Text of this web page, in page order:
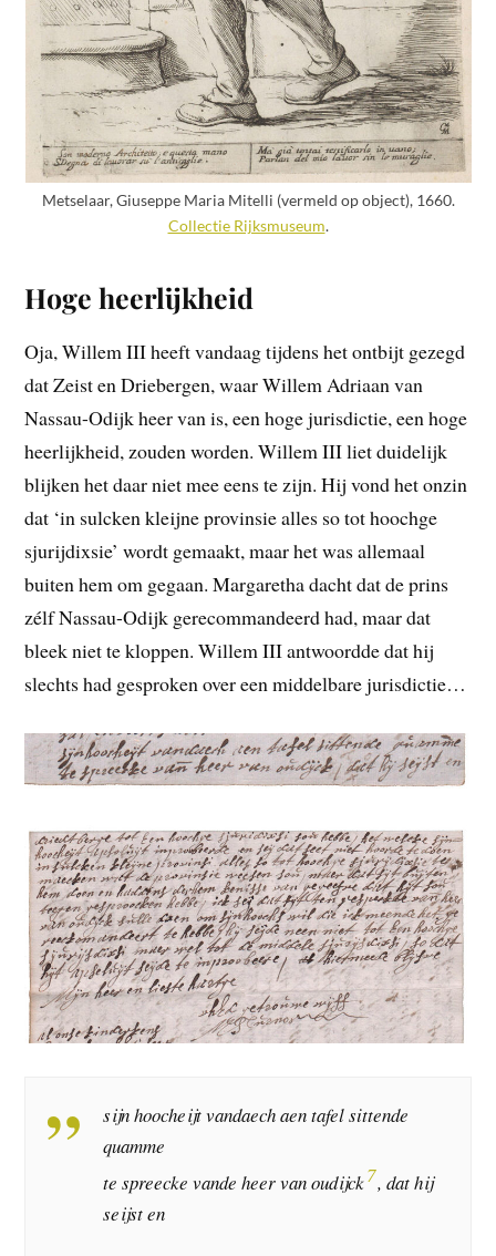
Metselaar, Giuseppe Maria Mitelli (vermeld op object), 1660.
Collectie Rijksmuseum.
Hoge heerlijkheid
Oja, Willem III heeft vandaag tijdens het ontbijt gezegd
dat Zeist en Driebergen, waar Willem Adriaan van
Nassau-Odijk heer van is, een hoge jurisdictie, een hoge
heerlijkheid, zouden worden. Willem III liet duidelijk
blijken het daar niet mee eens te zijn. Hij vond het onzin
dat ‘in sulcken kleijne provinsie alles so tot hoochge
sjurijdixsie’ wordt gemaakt, maar het was allemaal
buiten hem om gegaan. Margaretha dacht dat de prins
zélf Nassau-Odijk gerecommandeerd had, maar dat
bleek niet te kloppen. Willem III antwoordde dat hij
slechts had gesproken over een middelbare jurisdictie…
sijn hoocheijt vandaech aen tafel sittende
quamme
te spreecke vande heer van oudijck7, dat hij
seijst en